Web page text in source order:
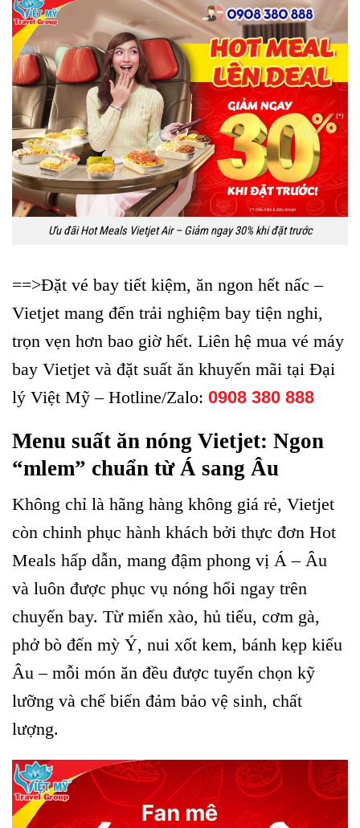
Ưu đãi Hot Meals Vietjet Air – Giảm ngay 30% khi đặt trước
==>Đặt vé bay tiết kiệm, ăn ngon hết nấc –
Vietjet mang đến trải nghiệm bay tiện nghi,
trọn vẹn hơn bao giờ hết. Liên hệ mua vé máy
bay Vietjet và đặt suất ăn khuyến mãi tại Đại
lý Việt Mỹ – Hotline/Zalo: 0908 380 888
Menu suất ăn nóng Vietjet: Ngon
“mlem” chuẩn từ Á sang Âu
Không chỉ là hãng hàng không giá rẻ, Vietjet
còn chinh phục hành khách bởi thực đơn Hot
Meals hấp dẫn, mang đậm phong vị Á – Âu
và luôn được phục vụ nóng hổi ngay trên
chuyến bay. Từ miến xào, hủ tiếu, cơm gà,
phở bò đến mỳ Ý, nui xốt kem, bánh kẹp kiểu
Âu – mỗi món ăn đều được tuyển chọn kỹ
lưỡng và chế biến đảm bảo vệ sinh, chất
lượng.